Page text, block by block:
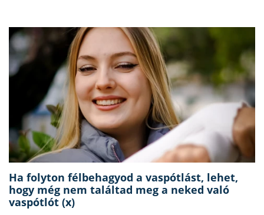
Ha folyton félbehagyod a vaspótlást, lehet,
hogy még nem találtad meg a neked való
vaspótlót (x)